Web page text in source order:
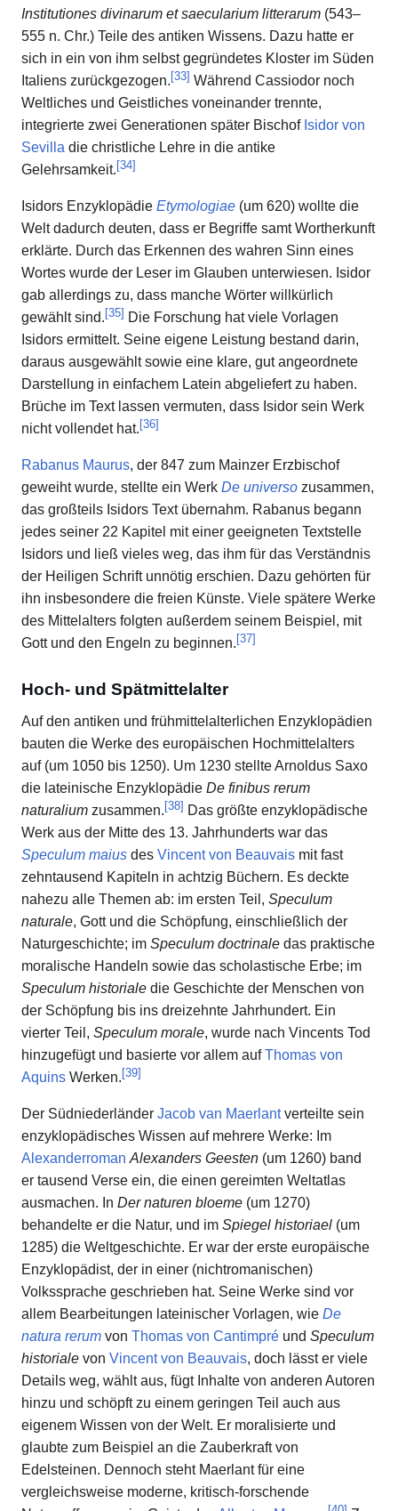
Institutiones divinarum et saecularium litterarum (543–
555 n. Chr.) Teile des antiken Wissens. Dazu hatte er
sich in ein von ihm selbst gegründetes Kloster im Süden
Italiens zurückgezogen.[33] Während Cassiodor noch
Weltliches und Geistliches voneinander trennte,
integrierte zwei Generationen später Bischof Isidor von
Sevilla die christliche Lehre in die antike
Gelehrsamkeit.[34]
Isidors Enzyklopädie Etymologiae (um 620) wollte die
Welt dadurch deuten, dass er Begriffe samt Wortherkunft
erklärte. Durch das Erkennen des wahren Sinn eines
Wortes wurde der Leser im Glauben unterwiesen. Isidor
gab allerdings zu, dass manche Wörter willkürlich
gewählt sind.[35] Die Forschung hat viele Vorlagen
Isidors ermittelt. Seine eigene Leistung bestand darin,
daraus ausgewählt sowie eine klare, gut angeordnete
Darstellung in einfachem Latein abgeliefert zu haben.
Brüche im Text lassen vermuten, dass Isidor sein Werk
nicht vollendet hat.[36]
Rabanus Maurus, der 847 zum Mainzer Erzbischof
geweiht wurde, stellte ein Werk De universo zusammen,
das großteils Isidors Text übernahm. Rabanus begann
jedes seiner 22 Kapitel mit einer geeigneten Textstelle
Isidors und ließ vieles weg, das ihm für das Verständnis
der Heiligen Schrift unnötig erschien. Dazu gehörten für
ihn insbesondere die freien Künste. Viele spätere Werke
des Mittelalters folgten außerdem seinem Beispiel, mit
Gott und den Engeln zu beginnen.[37]
Hoch- und Spätmittelalter
Auf den antiken und frühmittelalterlichen Enzyklopädien
bauten die Werke des europäischen Hochmittelalters
auf (um 1050 bis 1250). Um 1230 stellte Arnoldus Saxo
die lateinische Enzyklopädie De finibus rerum
naturalium zusammen. [38] Das größte enzyklopädische
Werk aus der Mitte des 13. Jahrhunderts war das
Speculum maius des Vincent von Beauvais mit fast
zehntausend Kapiteln in achtzig Büchern. Es deckte
nahezu alle Themen ab: im ersten Teil, Speculum
naturale, Gott und die Schöpfung, einschließlich der
Naturgeschichte; im Speculum doctrinale das praktische
moralische Handeln sowie das scholastische Erbe; im
Speculum historiale die Geschichte der Menschen von
der Schöpfung bis ins dreizehnte Jahrhundert. Ein
vierter Teil, Speculum morale, wurde nach Vincents Tod
hinzugefügt und basierte vor allem aufThomas von
Aquins Werken. [39]
Der Südniederländer Jacob van Maerlantverteilte sein
enzyklopädisches Wissen auf mehrere Werke: Im
Alexanderroman Alexanders Geesten (um 1260) band
er tausend Verse ein, die einen gereimten Weltatlas
ausmachen. In Der naturen bloeme (um 1270)
behandelte er die Natur, und im Spiegel historiael (um
1285) die Weltgeschichte. Er war der erste europäische
Enzyklopädist, der in einer (nichtromanischen)
Volkssprache geschrieben hat. Seine Werke sind vor
allem Bearbeitungen lateinischer Vorlagen, wie De
natura rerum von Thomas von Cantimpré und Speculum
historiale von Vincent von Beauvais, doch lässt er viele
Details weg, wählt aus, fügt Inhalte von anderen Autoren
hinzu und schöpft zu einem geringen Teil auch aus
eigenem Wissen von der Welt. Er moralisierte und
glaubte zum Beispiel an die Zauberkraft von
Edelsteinen. Dennoch steht Maerlant für eine
vergleichsweise moderne, kritisch-forschende